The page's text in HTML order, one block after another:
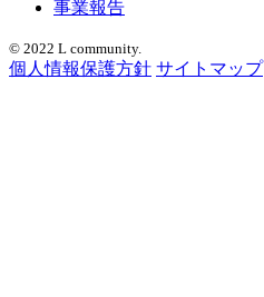
事業報告
© 2022 L community.
個人情報保護方針 サイトマップ